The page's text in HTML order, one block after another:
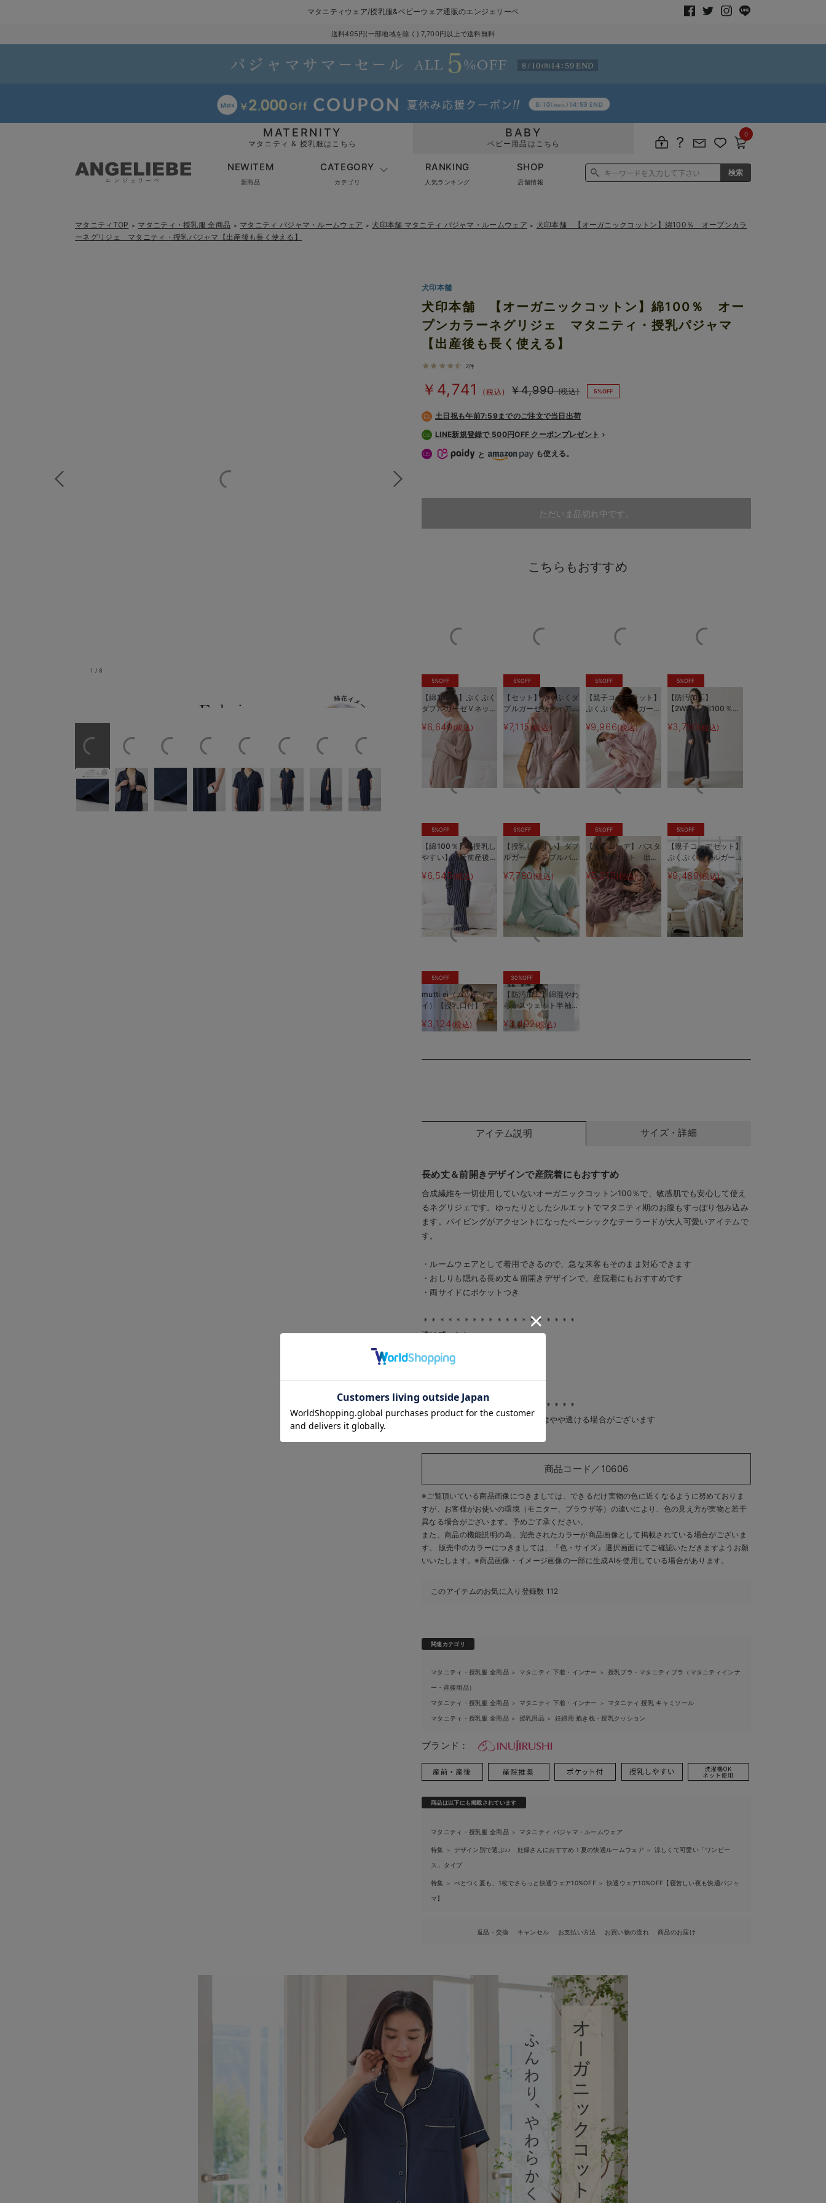
マタニティウェア/授乳服&ベビーウェア通販のエンジェリーベ
送料495円(一部地域を除く) 7,700円以上で送料無料
MATERNITY
マタニティ & 授乳服はこちら
BABY
ベビー用品はこちら
0
NEWITEM
新商品
CATEGORY
カテゴリ
RANKING
人気ランキング
SHOP
店舗情報
マタニティTOP ＞ マタニティ・授乳服 全商品 ＞ マタニティ パジャマ・ルームウェア ＞ 犬印本舗 マタニティ パジャマ・ルームウェア ＞
犬印本舗 【オーガニックコットン】綿100％ オープンカラ
ーネグリジェ マタニティ・授乳パジャマ【出産後も長く使える】
ママもベビーもうれしい オーガニックコットン100% フロントボタンを開けてスムーズに授乳できます
1 /8
犬印本舗
犬印本舗 【オーガニックコットン】綿100％ オー
プンカラーネグリジェ マタニティ・授乳パジャマ
【出産後も長く使える】
2件
￥4,990 (税込)
￥4,741 (税込) 5%OFF
土日祝も午前7:59までのご注文で当日出荷
LINE新規登録で 500円OFF クーポンプレゼント
と も使える。
ただいま品切れ中です。
こちらもおすすめ
5%OFF
【綿100％】ぷくぷく
ダブルガーゼＶネック
ワンピ＆産前産後使え
るレギンスパジャマ
マタニティ・授乳パジ
ャマ【親子コーデ可】
¥6,640(税込)
5%OFF
【セット】ぷくぷくダ
ブルガーゼ裾ティアー
ド3WAYワンピース＆
産後も使えるレギンス
パジャマ マタニテ
ィ・授乳パジャマ
¥7,115(税込)
5%OFF
【親子コーデセット】
ぷくぷくダブルガーゼ
裾ティアード3WAYワ
ンピース＆産前産後使
えるレギンスパジャマ
&2wayオール 出産
準備 ギフト マタニ
ティ・産後
¥9,966(税込)
5%OFF
【防汚加工】
【2WAY】綿100％前
開き長袖ネグリジェ
マタニティ・授乳パジ
ャマ【産後も長く着れ
¥3,790(税込)
5%OFF
【綿100％】【授乳し
やすい】【産前産後対
応パンツ付】ストライ
プダブルガーゼパジャ
¥6,545(税込)
5%OFF
【授乳しやすい】ダブ
ルガーゼシンプルパジ
ャマ【産前産後対応パ
ンツ付】
¥7,780(税込)
5%OFF
【親子コーデ】バスタ
イム3点セット 出産
祝い マタニティ・産
後
¥5,215(税込)
5%OFF
【親子コーデセット】
ぷくぷくダブルガーゼ
Ｖネックワンピ＆産前
産後使えるレギンスパ
ジャマ&2wayオー
ル 出産準備 ギフ
ト マタニティ・産後
¥9,489(税込)
5%OFF
mutti ei（ムッティア
イ）【授乳口付】アイ
スクリーム柄半袖ネグ
リジェ
¥3,124 (税込)
30%OFF
【防汚加工】綿混やわ
らかスウェット半袖テ
ィアードネグリジェ
マタニティ・産後【出
¥3,492(税込)
アイテム説明 サイズ・詳細
長め丈＆前開きデザインで産院着にもおすすめ
合成繊維を一切使用していないオーガニックコットン100％で、敏感肌でも安心して使え
るネグリジェです。ゆったりとしたシルエットでマタニティ期のお腹もすっぽり包み込み
ます。パイピングがアクセントになったベーシックなテーラードが大人可愛いアイテムで
す。
・ルームウェアとして着用できるので、急な来客もそのまま対応できます
・おしりも隠れる長め丈＆前開きデザインで、産院着にもおすすめです
・両サイドにポケットつき
＊＊＊＊＊＊＊＊＊＊＊＊＊＊＊＊＊＊＊
透け感：なし
伸縮性：ややあり
＊＊＊＊＊＊＊＊＊＊＊＊＊＊＊＊＊＊＊
※エクリュは下着の色柄によってはやや透ける場合がございます
商品コード／10606
※ご覧頂いている商品画像につきましては、できるだけ実物の色に近くなるように努めておりま
すが、 お客様がお使いの環境（モニター、ブラウザ等）の違いにより、色の見え方が実物と若干
異なる場合がございます。予めご了承ください。
また、商品の機能説明の為、完売されたカラーが商品画像として掲載されている場合がございま
す。 販売中のカラーにつきましては、『色・サイズ』選択画面にてご確認いただきますようお願
いいたします。 ※商品画像・イメージ画像の一部に生成AIを使用している場合があります。
このアイテムのお気に入り登録数 112
関連カテゴリ
マタニティ・授乳服 全商品 ＞ マタニティ 下着・インナー ＞ 授乳ブラ・マタニティブラ（マタニティインナ
ー・産後用品）
マタニティ・授乳服 全商品 ＞ マタニティ 下着・インナー ＞ マタニティ 授乳 キャミソール
マタニティ・授乳服 全商品 ＞ 授乳用品 ＞ 妊婦用 抱き枕・授乳クッション
ブランド：
商品は以下にも掲載されています
マタニティ・授乳服 全商品 ＞ マタニティ パジャマ・ルームウェア
特集 ＞ デザイン別で選ぶ♪♪ 妊婦さんにおすすめ！夏の快適ルームウェア ＞ 涼しくて可愛い「ワンピー
ス」タイプ
特集 ＞ べとつく夏も、1枚でさらっと快適ウェア10%OFF ＞ 快適ウェア10%OFF【寝苦しい夜も快適パジャ
マ】
返品・交換 キャンセル お支払い方法 お買い物の流れ 商品のお届け
お気に入り商品を確認する